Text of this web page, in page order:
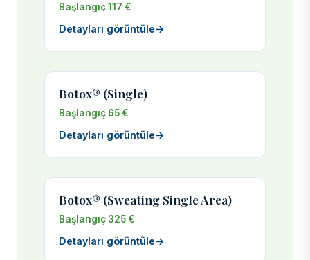
Başlangıç 117 €
Detayları görüntüle→
Botox® (Single)
Başlangıç 65 €
Detayları görüntüle→
Botox® (Sweating Single Area)
Başlangıç 325 €
Detayları görüntüle→